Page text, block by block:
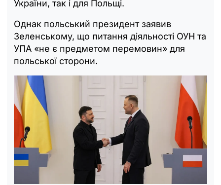
України, так і для Польщі.
Однак польський президент заявив
Зеленському, що питання діяльності ОУН та
УПА «не є предметом перемовин» для
польської сторони.